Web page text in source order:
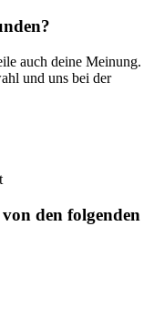
auch deine Meinung.
und uns bei der
den folgenden